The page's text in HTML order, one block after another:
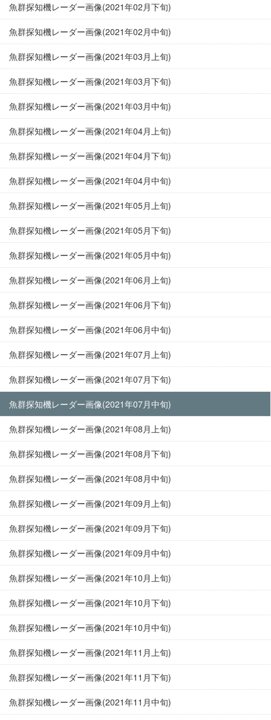
魚群探知機レーダー画像(2021年02月下旬)
魚群探知機レーダー画像(2021年02月中旬)
魚群探知機レーダー画像(2021年03月上旬)
魚群探知機レーダー画像(2021年03月下旬)
魚群探知機レーダー画像(2021年03月中旬)
魚群探知機レーダー画像(2021年04月上旬)
魚群探知機レーダー画像(2021年04月下旬)
魚群探知機レーダー画像(2021年04月中旬)
魚群探知機レーダー画像(2021年05月上旬)
魚群探知機レーダー画像(2021年05月下旬)
魚群探知機レーダー画像(2021年05月中旬)
魚群探知機レーダー画像(2021年06月上旬)
魚群探知機レーダー画像(2021年06月下旬)
魚群探知機レーダー画像(2021年06月中旬)
魚群探知機レーダー画像(2021年07月上旬)
魚群探知機レーダー画像(2021年07月下旬)
魚群探知機レーダー画像(2021年07月中旬)
魚群探知機レーダー画像(2021年08月上旬)
魚群探知機レーダー画像(2021年08月下旬)
魚群探知機レーダー画像(2021年08月中旬)
魚群探知機レーダー画像(2021年09月上旬)
魚群探知機レーダー画像(2021年09月下旬)
魚群探知機レーダー画像(2021年09月中旬)
魚群探知機レーダー画像(2021年10月上旬)
魚群探知機レーダー画像(2021年10月下旬)
魚群探知機レーダー画像(2021年10月中旬)
魚群探知機レーダー画像(2021年11月上旬)
魚群探知機レーダー画像(2021年11月下旬)
魚群探知機レーダー画像(2021年11月中旬)